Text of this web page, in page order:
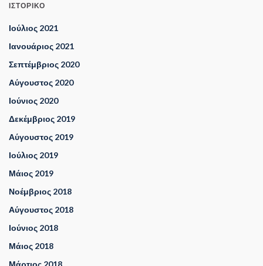
ΙΣΤΟΡΙΚΌ
Ιούλιος 2021
Ιανουάριος 2021
Σεπτέμβριος 2020
Αύγουστος 2020
Ιούνιος 2020
Δεκέμβριος 2019
Αύγουστος 2019
Ιούλιος 2019
Μάιος 2019
Νοέμβριος 2018
Αύγουστος 2018
Ιούνιος 2018
Μάιος 2018